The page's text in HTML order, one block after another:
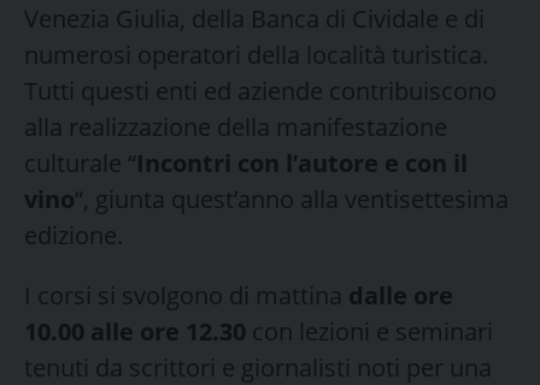
Venezia Giulia, della Banca di Cividale e di
numerosi operatori della località turistica.
Tutti questi enti ed aziende contribuiscono
alla realizzazione della manifestazione
culturale “Incontri con l’autore e con il
vino“, giunta quest’anno alla ventisettesima
edizione.
I corsi si svolgono di mattina dalle ore
10.00 alle ore 12.30 con lezioni e seminari
tenuti da scrittori e giornalisti noti per una